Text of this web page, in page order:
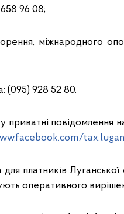
96 08;
міжнародного
(095) 928 52 80.
приватні повідомлення
платників
оперативного